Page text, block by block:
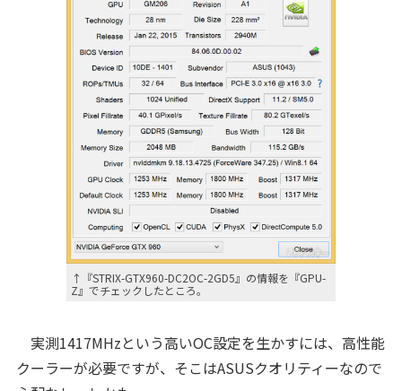
↑『STRIX-GTX960-DC2OC-2GD5』の情報を『GPU-
Z』でチェックしたところ。
実測1417MHzという高いOC設定を生かすには、高性能
クーラーが必要ですが、そこはASUSクオリティーなので